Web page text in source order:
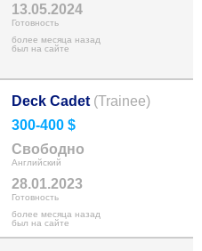
13.05.2024
Готовность
более месяца назад
был на сайте
Deck Cadet (Trainee)
300-400 $
Свободно
Английский
28.01.2023
Готовность
более месяца назад
был на сайте